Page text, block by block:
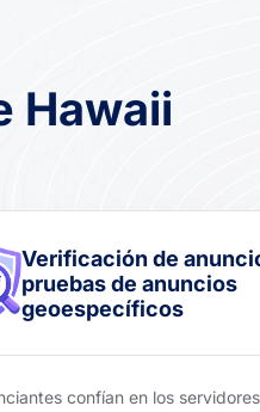
Hawaii
Verificación de
pruebas de anuncios
geoespecíficos
confían en los